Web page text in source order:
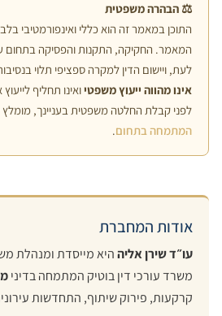
⚖️ הבהרה משפטית
התוכן במאמר זה הוא כללי ואינפורמטיבי
המאמר. החקיקה, התקנות והפסיקה בתחום
לעת, ויישום הדין למקרה ספציפי תלוי
אינו מהווה ייעוץ משפטיואינו תחליף
לפני קבלת החלטה משפטית בעניינך,
המתמחה בתחום.
אודות המחברת
עו״ד שירן אליההיא מייסדת ומנהלת
משרד עורכי דין בוטיק המתמחה בדיני
קרקעות, פירוק שיתוף, התחדשות